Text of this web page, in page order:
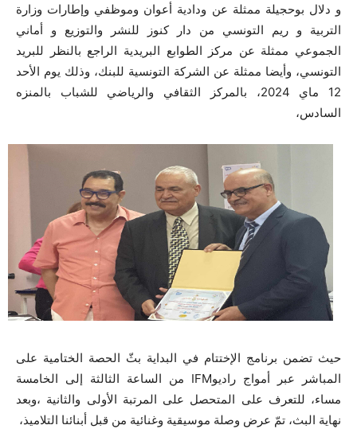
و دلال بوحجيلة ممثلة عن ودادية أعوان وموظفي وإطارات وزارة
التربية و ريم التونسي من دار كنوز للنشر والتوزيع و أماني
الجموعي ممثلة عن مركز الطوابع البريدية الراجع بالنظر للبريد
التونسي، وأيضا ممثلة عن الشركة التونسية للبنك، وذلك يوم الأحد
12 ماي 2024، بالمركز الثقافي والرياضي للشباب بالمنزه
السادس،
حيث تضمن برنامج الإختتام في البداية بثّ الحصة الختامية على
المباشر عبر أمواج راديوIFM من الساعة الثالثة إلى الخامسة
مساء، للتعرف على المتحصل على المرتبة الأولى والثانية ،وبعد
نهاية البث، تمّ عرض وصلة موسيقية وغنائية من قبل أبنائنا التلاميذ،